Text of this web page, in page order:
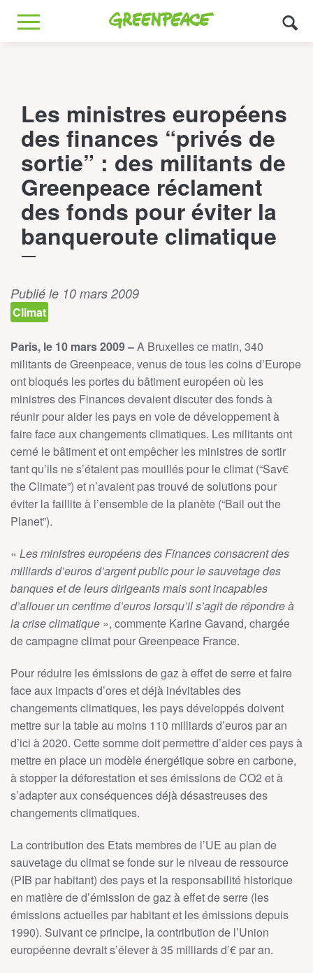
Greenpeace
MENU
Les ministres européens
des finances “privés de
sortie” : des militants de
Greenpeace réclament
des fonds pour éviter la
banqueroute climatique
Publié le 10 mars 2009
Climat
Paris, le 10 mars 2009 –A Bruxelles ce matin, 340
militants de Greenpeace, venus de tous les coins d’Europe
ont bloqués les portes du bâtiment européen où les
ministres des Finances devaient discuter des fonds à
réunir pour aider les pays en voie de développement à
faire face aux changements climatiques. Les militants ont
cerné le bâtiment et ont empêcher les ministres de sortir
tant qu’ils ne s’étaient pas mouillés pour le climat (“Sav€
the Climate”) et n’avaient pas trouvé de solutions pour
éviter la faillite à l’ensemble de la planète (“Bail out the
Planet”).
« Les ministres européens des Finances consacrent des
milliards d’euros d’argent public pour le sauvetage des
banques et de leurs dirigeants mais sont incapables
d’allouer un centime d’euros lorsqu’il s’agit de répondre à
la crise climatique », commente Karine Gavand, chargée
de campagne climat pour Greenpeace France.
Pour réduire les émissions de gaz à effet de serre et faire
face aux impacts d’ores et déjà inévitables des
changements climatiques, les pays développés doivent
mettre sur la table au moins 110 milliards d’euros par an
d’ici à 2020. Cette somme doit permettre d’aider ces pays à
mettre en place un modèle énergétique sobre en carbone,
à stopper la déforestation et ses émissions de CO2 et à
s’adapter aux conséquences déjà désastreuses des
changements climatiques.
La contribution des Etats membres de l’UE au plan de
sauvetage du climat se fonde sur le niveau de ressource
(PIB par habitant) des pays et la responsabilité historique
en matière de d’émission de gaz à effet de serre (les
émissions actuelles par habitant et les émissions depuis
1990). Suivant ce principe, la contribution de l’Union
européenne devrait s’élever à 35 milliards d’€ par an.